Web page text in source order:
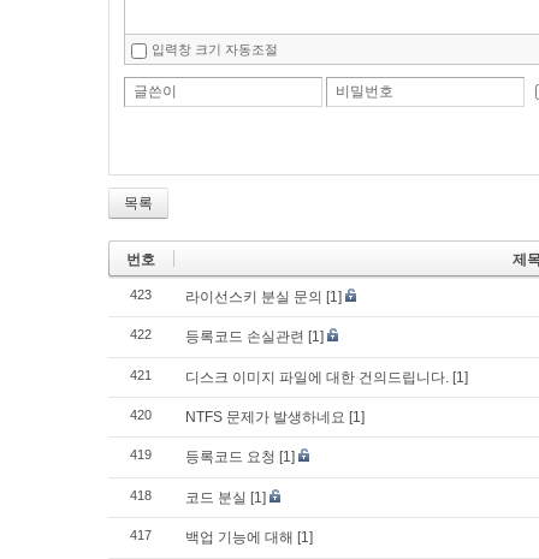
입력창 크기 자동조절
글쓴이 비밀번호
목록
번호 제
423 라이선스키 분실 문의 [1]
422 등록코드 손실관련 [1]
421 디스크 이미지 파일에 대한 건의드립니다. [1]
420 NTFS 문제가 발생하네요 [1]
419 등록코드 요청 [1]
418 코드 분실 [1]
417 백업 기능에 대해 [1]